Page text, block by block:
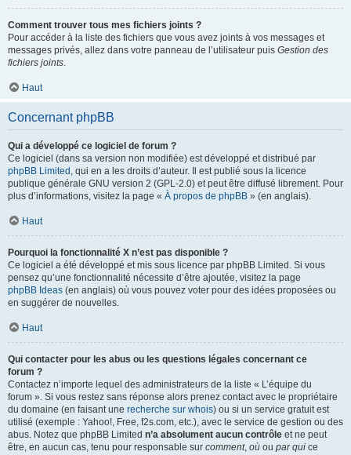
Comment trouver tous mes fichiers joints ?
Pour accéder à la liste des fichiers que vous avez joints à vos messages et
messages privés, allez dans votre panneau de l’utilisateur puis Gestion des
fichiers joints.
Haut
Concernant phpBB
Qui a développé ce logiciel de forum ?
Ce logiciel (dans sa version non modifiée) est développé et distribué par
phpBB Limited , qui en a les droits d’auteur. Il est publié sous la licence
publique générale GNU version 2 (GPL-2.0) et peut être diffusé librement. Pour
plus d’informations, visitez la page « À propos de phpBB » (en anglais).
Haut
Pourquoi la fonctionnalité X n’est pas disponible ?
Ce logiciel a été développé et mis sous licence par phpBB Limited. Si vous
pensez qu’une fonctionnalité nécessite d’être ajoutée, visitez la page
phpBB Ideas (en anglais) où vous pouvez voter pour des idées proposées ou
en suggérer de nouvelles.
Haut
Qui contacter pour les abus ou les questions légales concernant ce
forum ?
Contactez n’importe lequel des administrateurs de la liste « L’équipe du
forum ». Si vous restez sans réponse alors prenez contact avec le propriétaire
du domaine (en faisant une recherche sur whois) ou si un service gratuit est
utilisé (exemple : Yahoo!, Free, f2s.com, etc.), avec le service de gestion ou des
abus. Notez que phpBB Limited n’a absolument aucun contrôle et ne peut
être, en aucun cas, tenu pour responsable sur comment, où ou par qui ce